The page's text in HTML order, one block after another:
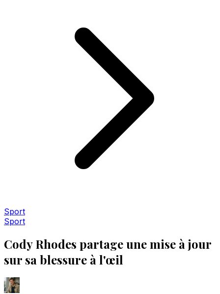
Sport
Sport
Cody Rhodes partage une mise à jour
sur sa blessure à l'œil